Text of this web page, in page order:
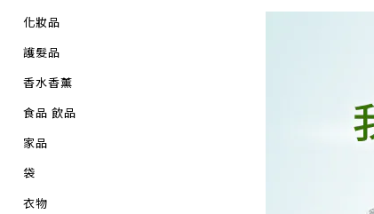
化妝品
護髮品
香水香薰
食品 飲品
家品
袋
衣物